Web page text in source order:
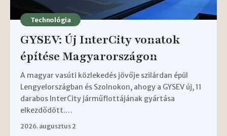
Technológia
GYSEV: Új InterCity vonatok
építése Magyarországon
A magyar vasúti közlekedés jövője szilárdan épül
Lengyelországban és Szolnokon, ahogy a GYSEV új, 11
darabos InterCity járműflottájának gyártása
elkezdődött.…
2026. augusztus 2